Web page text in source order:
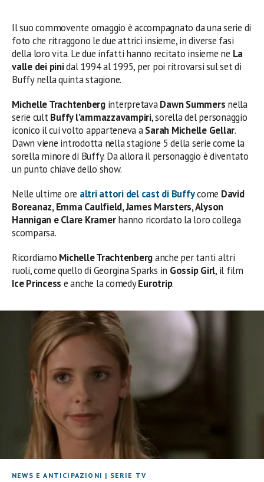
Il suo commovente omaggio è accompagnato da una serie di
foto che ritraggono le due attrici insieme, in diverse fasi
della loro vita. Le due infatti hanno recitato insieme ne La
valle dei pinidal 1994 al 1995, per poi ritrovarsi sul set di
Buffy nella quinta stagione.
Michelle TrachtenberginterpretavaDawn Summers nella
serie cultBuffy l’ammazzavampiri, sorella del personaggio
iconico il cui volto apparteneva aSarah Michelle Gellar.
Dawn viene introdotta nella stagione 5 della serie come la
sorella minore di Buffy. Da allora il personaggio è diventato
un punto chiave dello show.
Nelle ultime ore altri attori del cast di Buffycome David
Boreanaz, Emma Caulfield, James Marsters, Alyson
Hannigan e Clare Kramerhanno ricordato la loro collega
scomparsa.
Ricordiamo Michelle Trachtenberganche per tanti altri
ruoli, come quello di Georgina Sparks in Gossip Girl, il film
Ice Princess e anche la comedyEurotrip.
NEWS E ANTICIPAZIONI | SERIE TV